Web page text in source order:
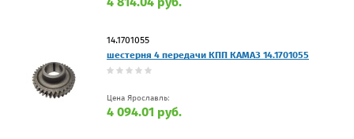
14.1701055
шестерня 4 передачи КПП КАМАЗ 14.1701055
Цена Ярославль:
4 094.01 руб.